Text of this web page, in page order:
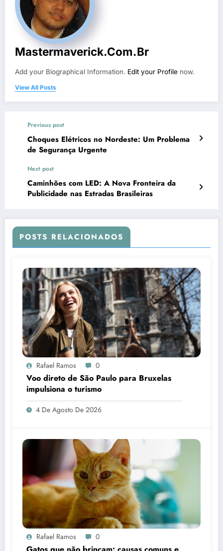
Mastermaverick.com.br
Add your Biographical Information. Edit your Profile now.
View All Posts
Previous post
Choques Elétricos no Nordeste: Um Problema
de Segurança Urgente
Next post
Caminhões com LED: A Nova Fronteira da
Publicidade nas Estradas Brasileiras
POSTS RELACIONADOS
Rafael Ramos 0
Voo direto de São Paulo para Bruxelas
impulsiona o turismo
4 De Agosto De 2026
Rafael Ramos 0